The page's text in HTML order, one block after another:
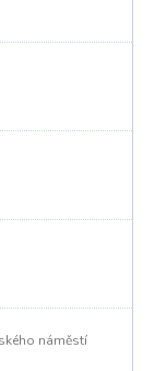
náměstí